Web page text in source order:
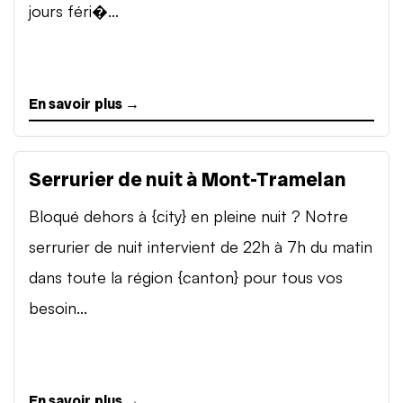
jours féri�...
En savoir plus →
Serrurier de nuit à Mont-Tramelan
Bloqué dehors à {city} en pleine nuit ? Notre
serrurier de nuit intervient de 22h à 7h du matin
dans toute la région {canton} pour tous vos
besoin...